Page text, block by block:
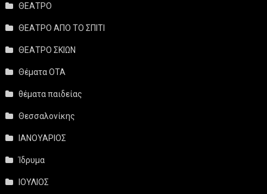
ΘΕΑΤΡΟ
ΘΕΑΤΡΟ ΑΠΟ ΤΟ ΣΠΙΤΙ
ΘΕΑΤΡΟ ΣΚΙΩΝ
Θέματα ΟΤΑ
θέματα παιδείας
Θεσσαλονίκης
ΙΑΝΟΥΑΡΙΟΣ
Ίδρυμα
ΙΟΥΛΙΟΣ